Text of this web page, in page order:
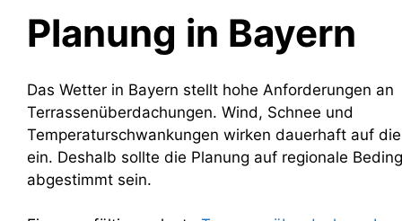
Planung in Bayern
Das Wetter in Bayern stellt hohe Anforderungen an
Terrassenüberdachungen. Wind, Schnee und
Temperaturschwankungen wirken dauerhaft auf
ein. Deshalb sollte die Planung auf regionale
abgestimmt sein.